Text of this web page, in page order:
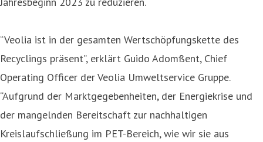
“Veolia ist in der gesamten Wertschöpfungskette des
Recyclings präsent”, erklärt Guido Adomßent, Chief
Operating Officer der Veolia Umweltservice Gruppe.
“Aufgrund der Marktgegebenheiten, der Energiekrise und
der mangelnden Bereitschaft zur nachhaltigen
Kreislaufschließung im PET-Bereich, wie wir sie aus